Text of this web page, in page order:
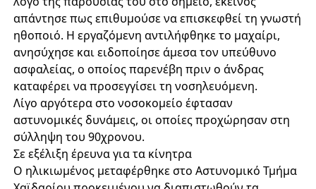
απάντησε πως επιθυμούσε να επισκεφθεί τη γνωστή
ηθοποιό. Η εργαζόμενη αντιλήφθηκε το μαχαίρι,
ανησύχησε και ειδοποίησε άμεσα τον υπεύθυνο
ασφαλείας, ο οποίος παρενέβη πριν ο άνδρας
καταφέρει να προσεγγίσει τη νοσηλευόμενη.
Λίγο αργότερα στο νοσοκομείο έφτασαν
αστυνομικές δυνάμεις, οι οποίες προχώρησαν στη
σύλληψη του 90χρονου.
Σε εξέλιξη έρευνα για τα κίνητρα
Ο ηλικιωμένος μεταφέρθηκε στο Αστυνομικό Τμήμα